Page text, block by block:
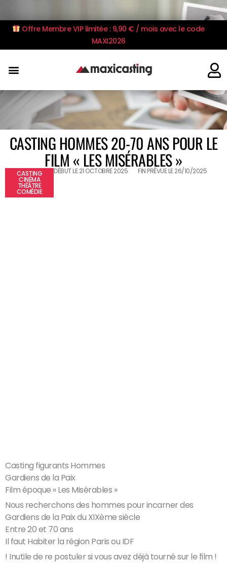
Offre Membre VIP limitée : 9,90 € / mois avec le code
MAXI2026
CASTING HOMMES 20-70 ANS POUR LE
FILM « LES MISÉRABLES »
CASTING
CINÉMA
THÉÂTRE
COMÉDIE
DÉBUT LE 21 OCTOBRE 2025 FIN PRÉVUE LE 26/10/2025
Casting figurants Hommes
Gardiens de la Paix
Film époque « Les Misérables »
Nous recherchons des hommes pour incarner des
Gardiens de la Paix du XIXème siècle
Entre 20 et 70 ans
Il faut Habiter la région Paris ou IDF
! Inutile de re postuler si vous avez déjà tourné sur le film !